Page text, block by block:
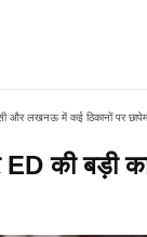
और लखनऊ में कई ठिकानों पर
ED की बड़ी